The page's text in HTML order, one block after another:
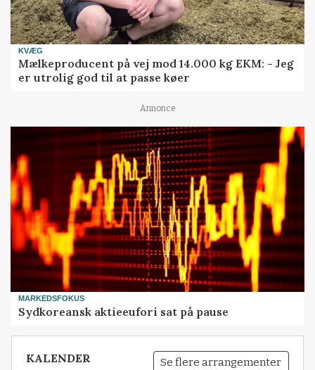
KVÆG
Mælkeproducent på vej mod 14.000 kg EKM: - Jeg
er utrolig god til at passe køer
Annonce
MARKEDSFOKUS
Sydkoreansk aktieeufori sat på pause
KALENDER Se flere arrangementer